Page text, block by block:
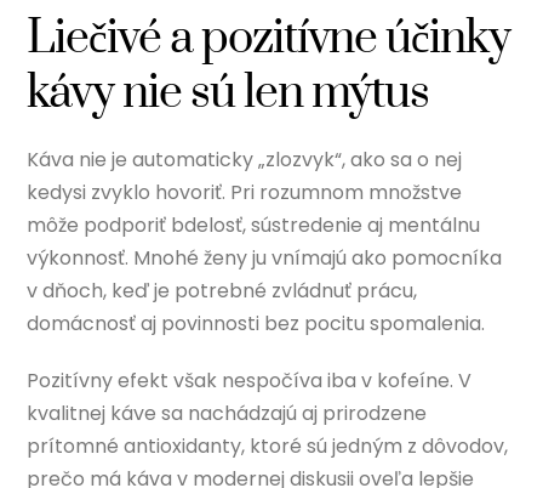
Liečivé a pozitívne účinky
kávy nie sú len mýtus
Káva nie je automaticky „zlozvyk“, ako sa o nej
kedysi zvyklo hovoriť. Pri rozumnom množstve
môže podporiť bdelosť, sústredenie aj mentálnu
výkonnosť. Mnohé ženy ju vnímajú ako pomocníka
v dňoch, keď je potrebné zvládnuť prácu,
domácnosť aj povinnosti bez pocitu spomalenia.
Pozitívny efekt však nespočíva iba v kofeíne. V
kvalitnej káve sa nachádzajú aj prirodzene
prítomné antioxidanty, ktoré sú jedným z dôvodov,
prečo má káva v modernej diskusii oveľa lepšie